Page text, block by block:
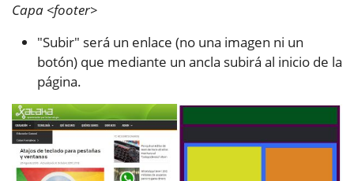
Capa <footer>
"Subir" será un enlace (no una imagen ni un
botón) que mediante un ancla subirá al inicio de la
página.